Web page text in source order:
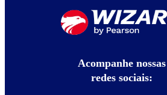
Acompanhe nossas
redes sociais: